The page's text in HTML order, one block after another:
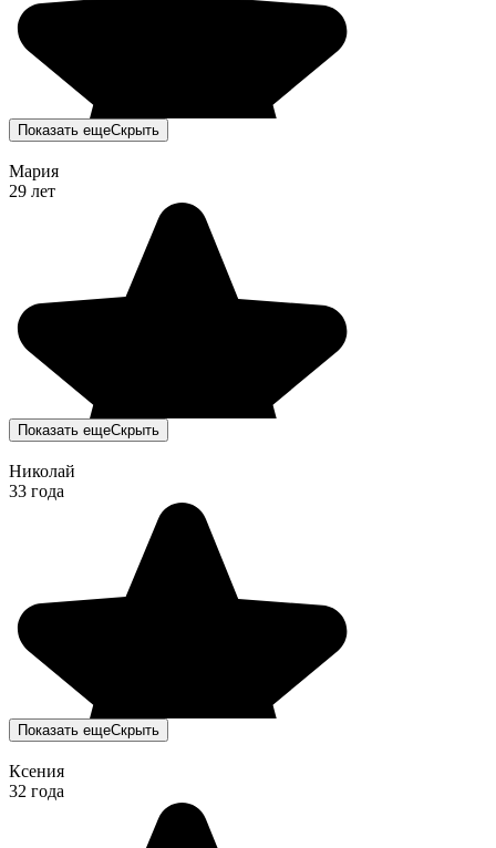
Показать ещеСкрыть
Мария
29 лет
Показать ещеСкрыть
Николай
33 года
Показать ещеСкрыть
Ксения
32 года